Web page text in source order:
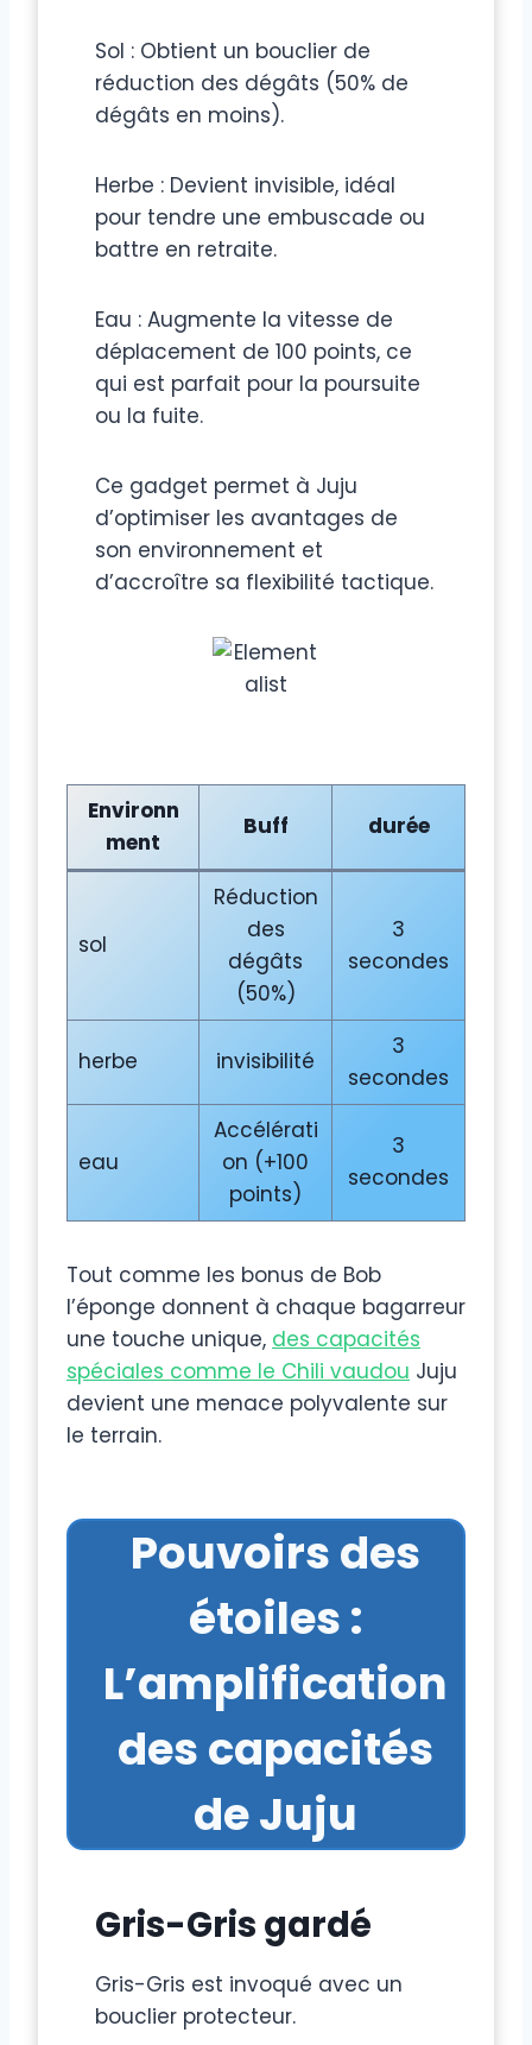
Sol : Obtient un bouclier de
réduction des dégâts (50% de
dégâts en moins).
Herbe : Devient invisible, idéal
pour tendre une embuscade ou
battre en retraite.
Eau : Augmente la vitesse de
déplacement de 100 points, ce
qui est parfait pour la poursuite
ou la fuite.
Ce gadget permet à Juju
d’optimiser les avantages de
son environnement et
d’accroître sa flexibilité tactique.
Environn
ment
Buff durée
sol
Réduction
des
dégâts
(50%)
3
secondes
herbe invisibilité
3
secondes
eau
Accélérati
on (+100
points)
3
secondes
Tout comme les bonus de Bob
l’éponge donnent à chaque bagarreur
une touche unique, des capacités
spéciales comme le Chili vaudou Juju
devient une menace polyvalente sur
le terrain.
Pouvoirs des
étoiles :
L’amplification
des capacités
de Juju
Gris-Gris gardé
Gris-Gris est invoqué avec un
bouclier protecteur.